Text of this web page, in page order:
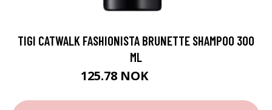
TIGI CATWALK FASHIONISTA BRUNETTE SHAMPOO 300
ML
125.78 NOK